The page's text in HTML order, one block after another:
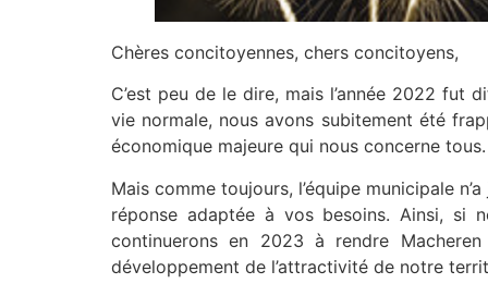
Chères concitoyennes, chers concitoyens,
C’est peu de le dire, mais l’année 2022
vie normale, nous avons subitement été
économique majeure qui nous concerne tous.
Mais comme toujours, l’équipe municipale
réponse adaptée à vos besoins. Ainsi, si
continuerons en 2023 à rendre
développement de l’attractivité de notre